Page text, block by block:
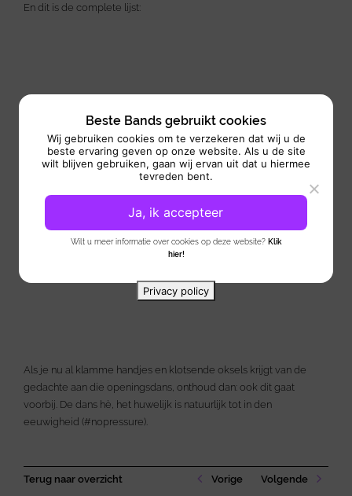
En dit is de complete lijst:
Als je nu al klamme handjes en klotsende oksels krijgt van de
gedachte aan die openingsdans, onthoud dan: ook dit gaat
voorbij. De dans hè, het huwelijk is natuurlijk tot in den
eeuwigheid (#nopressure).
Terug naar overzicht Vorige Volgende
Beste Bands gebruikt cookies
Wij gebruiken cookies om te verzekeren dat wij u de
beste ervaring geven op onze website. Als u de site
wilt blijven gebruiken, gaan wij ervan uit dat u hiermee
tevreden bent.
Wilt u meer informatie over cookies op deze website? Klik
hier!
Ja, ik accepteer
Privacy policy